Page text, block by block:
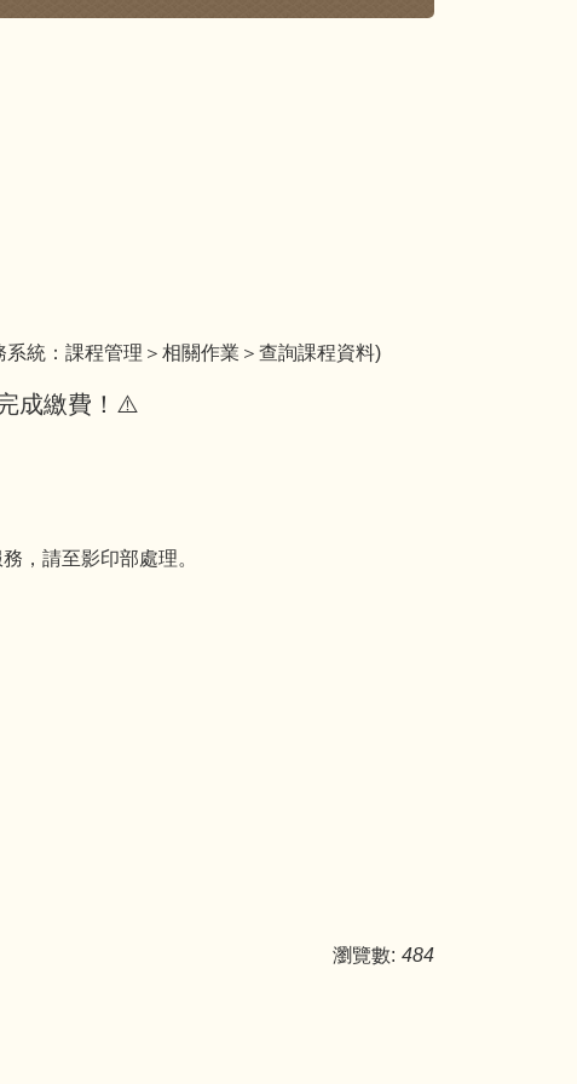
統：課程管理＞相關作業＞查詢課程資料)
成繳費！⚠️
，請至影印部處理。
瀏覽數: 484